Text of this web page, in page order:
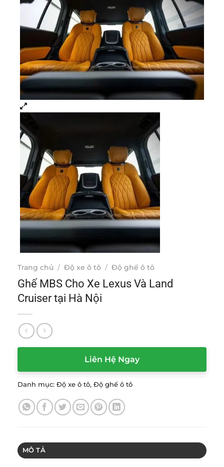
Trang chủ / Độ xe ô tô / Độ ghế ô tô
Ghế MBS Cho Xe Lexus Và Land
Cruiser tại Hà Nội
Liên Hệ Ngay
Danh mục: Độ xe ô tô, Độ ghế ô tô
MÔ TẢ